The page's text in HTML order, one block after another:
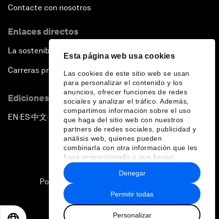
Esta página web usa cookies
Las cookies de este sitio web se usan
para personalizar el contenido y los
anuncios, ofrecer funciones de redes
sociales y analizar el tráfico. Además,
compartimos información sobre el uso
que haga del sitio web con nuestros
partners de redes sociales, publicidad y
análisis web, quienes pueden
combinarla con otra información que les
haya proporcionado o que hayan
recopilado a partir del uso que haya
hecho de sus servicios.
Permitir todas
Personalizar
Denegar
Contacte con nosotros
Enlaces directos
La sostenibilidad en el Foro
Carreras profesionales
Ediciones en otros idiomas
EN ▪ES▪中文▪ 日本語
Política de privacidad y normas de uso
Sitemap